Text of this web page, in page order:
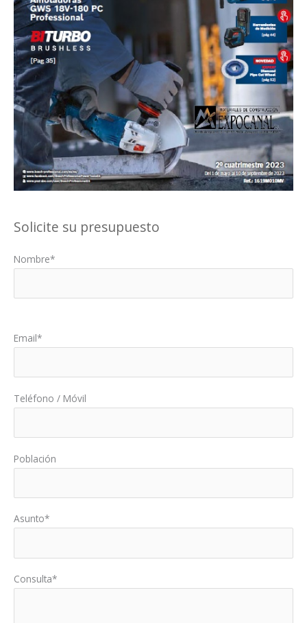
Solicite su presupuesto
Nombre*
Email*
Teléfono / Móvil
Población
Asunto*
Consulta*